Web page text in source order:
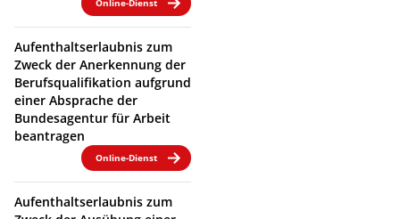
Online-Dienst
Aufenthaltserlaubnis zum
Zweck der Anerkennung der
Berufsqualifikation aufgrund
einer Absprache der
Bundesagentur für Arbeit
beantragen
Online-Dienst
Aufenthaltserlaubnis zum